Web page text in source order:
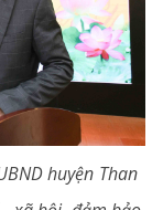
huyện Than